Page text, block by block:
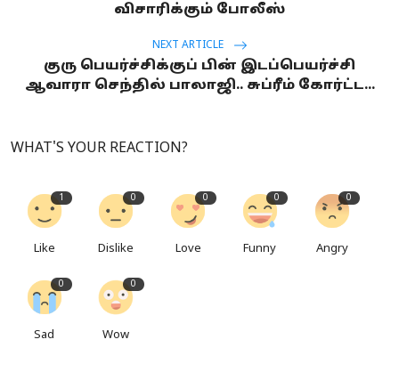
விசாரிக்கும் போலீஸ்
NEXT ARTICLE
குரு பெயர்ச்சிக்குப் பின் இடப்பெயர்ச்சி
ஆவாரா செந்தில் பாலாஜி.. சுப்ரீம் கோர்ட்ட...
WHAT'S YOUR REACTION?
1
Like
0
Dislike
0
Love
0
Funny
0
Angry
0
Sad
0
Wow